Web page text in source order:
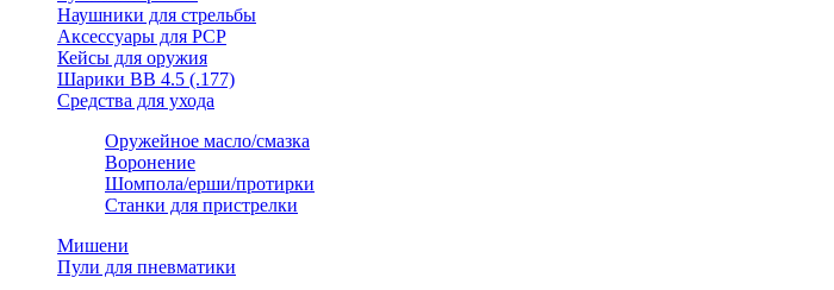
Наушники для стрельбы
Аксессуары для PCP
Кейсы для оружия
Шарики ВВ 4.5 (.177)
Средства для ухода
Оружейное масло/смазка
Воронение
Шомпола/ерши/протирки
Станки для пристрелки
Мишени
Пули для пневматики